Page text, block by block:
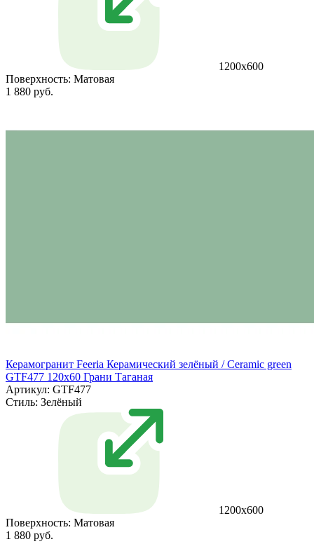
1200х600
Поверхность: Матовая
1 880 руб.
Керамогранит Feeria Керамический зелёный / Ceramic green
GTF477 120х60 Грани Таганая
Артикул: GTF477
Стиль: Зелёный
1200х600
Поверхность: Матовая
1 880 руб.